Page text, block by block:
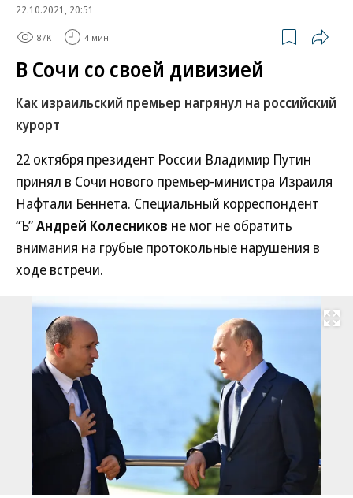
22.10.2021, 20:51
87K 4 мин.
В Сочи со своей дивизией
Как израильский премьер нагрянул на российский
курорт
22 октября президент России Владимир Путин
принял в Сочи нового премьер-министра Израиля
Нафтали Беннета. Специальный корреспондент
“Ъ”Андрей Колесников не мог не обратить
внимания на грубые протокольные нарушения в
ходе встречи.
Развернуть